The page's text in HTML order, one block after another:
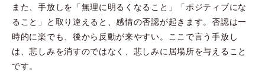
また、手放しを「無理に明るくなること」「ポジティブにな
ること」と取り違えると、感情の否認が起きます。否認は一
時的に楽でも、後から反動が来やすい。ここで言う手放し
は、悲しみを消すのではなく、悲しみに居場所を与えること
です。